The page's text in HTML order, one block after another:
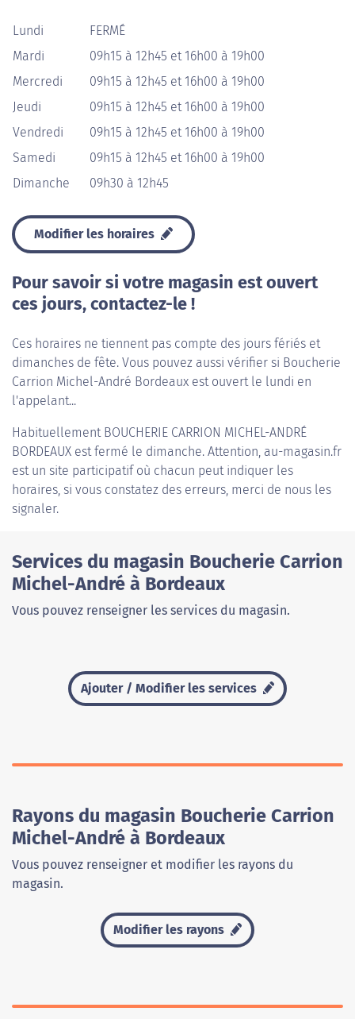
Lundi
FERMÉ
Mardi
09h15 à 12h45 et 16h00 à 19h00
Mercredi
09h15 à 12h45 et 16h00 à 19h00
Jeudi
09h15 à 12h45 et 16h00 à 19h00
Vendredi
09h15 à 12h45 et 16h00 à 19h00
Samedi
09h15 à 12h45 et 16h00 à 19h00
Dimanche
09h30 à 12h45
Modifier les horaires
Pour savoir si votre magasin est ouvert
ces jours, contactez-le !
Ces horaires ne tiennent pas compte des jours fériés et
dimanches de fête. Vous pouvez aussi vérifier si Boucherie
Carrion Michel-André Bordeaux est ouvert le lundi en
l'appelant...
Habituellement BOUCHERIE CARRION MICHEL-ANDRÉ
BORDEAUX est fermé le dimanche. Attention, au-magasin.fr
est un site participatif où chacun peut indiquer les
horaires, si vous constatez des erreurs, merci de nous les
signaler.
Services du magasin Boucherie Carrion
Michel-André à Bordeaux
Vous pouvez renseigner les services du magasin.
Ajouter / Modifier les services
Rayons du magasin Boucherie Carrion
Michel-André à Bordeaux
Vous pouvez renseigner et modifier les rayons du
magasin.
Modifier les rayons